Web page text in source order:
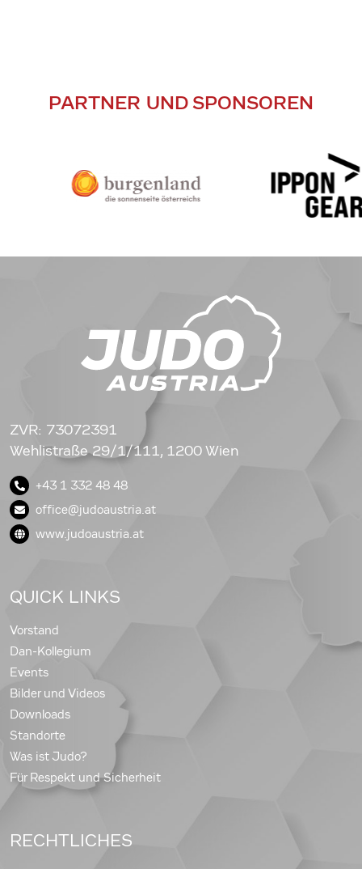
PARTNER UND SPONSOREN
ZVR: 73072391
Wehlistraße 29/1/111, 1200 Wien
+43 1 332 48 48
office@judoaustria.at
www.judoaustria.at
QUICK LINKS
Vorstand
Dan-Kollegium
Events
Bilder und Videos
Downloads
Standorte
Was ist Judo?
Für Respekt und Sicherheit
RECHTLICHES